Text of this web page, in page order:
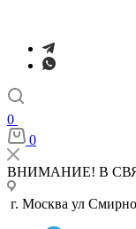
0
0
ВНИМАНИЕ! В
г. Москва ул